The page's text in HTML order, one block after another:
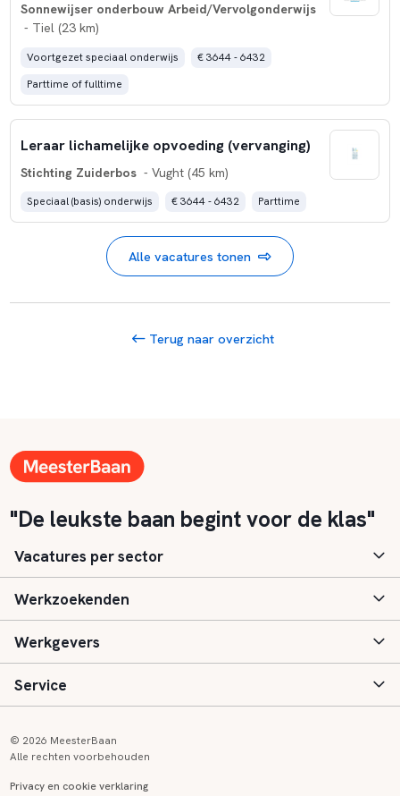
Sonnewijser onderbouw Arbeid/Vervolgonderwijs
- Tiel (23 km)
Voortgezet speciaal onderwijs
€ 3644 - 6432
Parttime of fulltime
Leraar lichamelijke opvoeding (vervanging)
Stichting Zuiderbos - Vught (45 km)
Speciaal (basis) onderwijs € 3644 - 6432 Parttime
Alle vacatures tonen
Terug naar overzicht
"De leukste baan begint voor de klas"
Vacatures per sector
Basisonderwijs
Speciaal (basis) onderwijs
Voortgezet onderwijs
Werkzoekenden
Aanmelden
Vacatures
Werkgevers
Inloggen
Service
© 2026 MeesterBaan
Alle rechten voorbehouden
Privacy en cookie verklaring